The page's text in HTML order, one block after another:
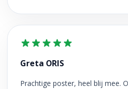
Greta ORIS
Prachtige poster, heel blij mee.